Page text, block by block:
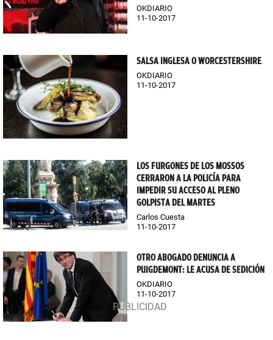
OKDIARIO
11-10-2017
SALSA INGLESA O WORCESTERSHIRE
OKDIARIO
11-10-2017
LOS FURGONES DE LOS MOSSOS
CERRARON A LA POLICÍA PARA
IMPEDIR SU ACCESO AL PLENO
GOLPISTA DEL MARTES
Carlos Cuesta
11-10-2017
OTRO ABOGADO DENUNCIA A
PUIGDEMONT: LE ACUSA DE SEDICIÓN
OKDIARIO
11-10-2017